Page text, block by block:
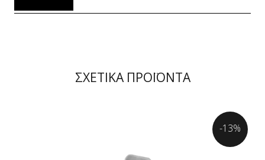
ΣΧΕΤΙΚΑ ΠΡΟΪΟΝΤΑ
-13%